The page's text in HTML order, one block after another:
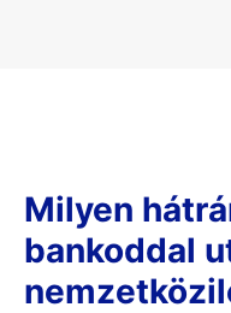
Milyen
bankoddal